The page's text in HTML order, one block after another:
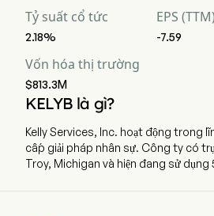
Tỷ suất cổ tức
2.18%
EPS (TTM)
-7.59
Vốn hóa thị trường
$813.3M
KELYB là gì?
Kelly Services, Inc. hoạt động trong
cấp giải pháp nhân sự. Công ty có
Troy, Michigan và hiện đang sử dụng